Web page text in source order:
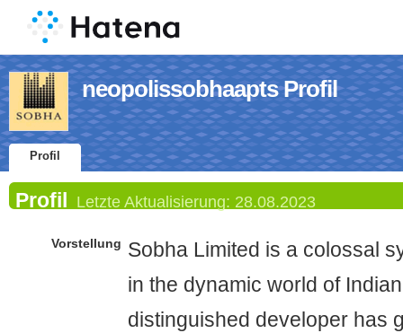
neopolissobhaapts Profil
Profil
Profil Letzte Aktualisierung: 28.08.2023
Vorstellung Sobha Limited is a colossal
in the dynamic world of
distinguished developer has